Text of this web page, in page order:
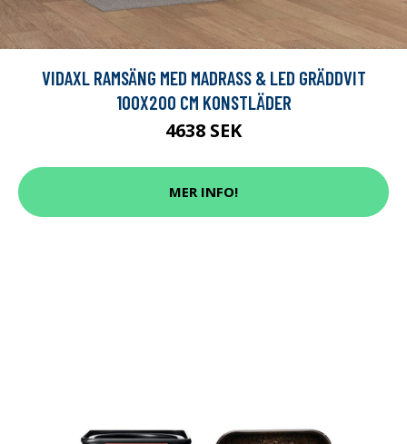
VIDAXL RAMSÄNG MED MADRASS & LED GRÄDDVIT
100X200 CM KONSTLÄDER
4638 SEK
MER INFO!